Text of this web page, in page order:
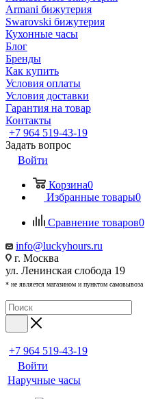
Armani бижутерия
Swarovski бижутерия
Кухонные часы
Блог
Бренды
Как купить
Условия оплаты
Условия доставки
Гарантия на товар
Контакты
+7 964 519-43-19
Задать вопрос
Войти
Корзина0
Избранные товары0
Сравнение товаров0
info@luckyhours.ru
г. Москва
ул. Ленинская слобода 19
* не является магазином и пунктом самовывоза
+7 964 519-43-19
Войти
Наручные часы